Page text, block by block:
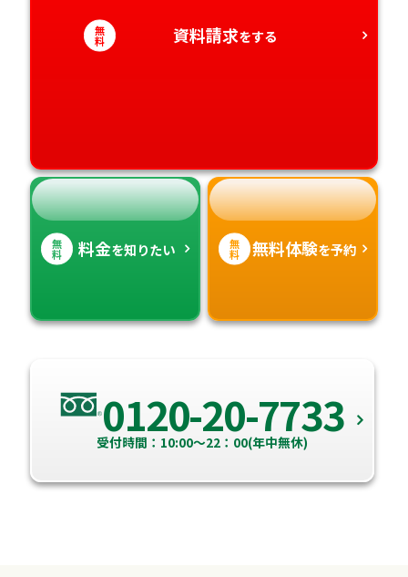
無
料 資料請求をする
無
料 料金を知りたい 無
料 無料体験を予約
0120-20-7733
受付時間：10:00～22：00(年中無休)